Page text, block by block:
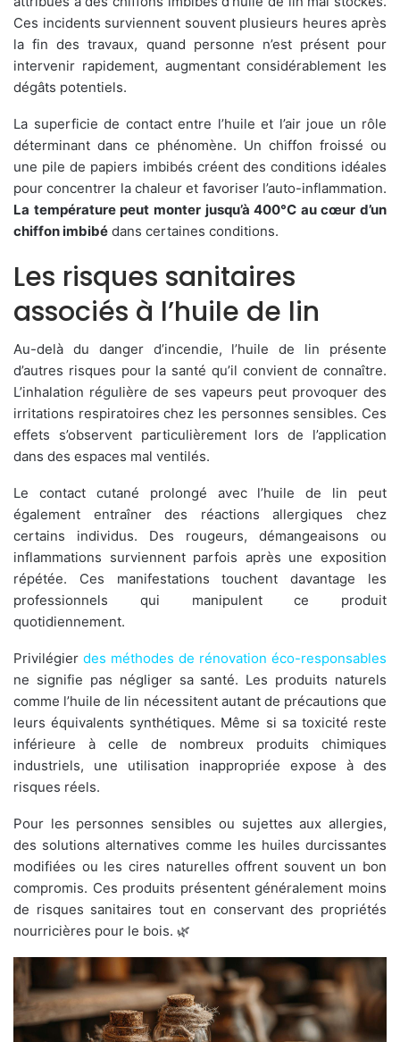
Ces incidents surviennent souvent plusieurs heures après
la fin des travaux, quand personne n’est présent pour
intervenir rapidement, augmentant considérablement les
dégâts potentiels.
La superficie de contact entre l’huile et l’air joue un rôle
déterminant dans ce phénomène. Un chiffon froissé ou
une pile de papiers imbibés créent des conditions idéales
pour concentrer la chaleur et favoriser l’auto-inflammation.
La température peut monter jusqu’à 400°C au cœur d’un
chiffon imbibé dans certaines conditions.
Les risques sanitaires
associés à l’huile de lin
Au-delà du danger d’incendie, l’huile de lin présente
d’autres risques pour la santé qu’il convient de connaître.
L’inhalation régulière de ses vapeurs peut provoquer des
irritations respiratoires chez les personnes sensibles. Ces
effets s’observent particulièrement lors de l’application
dans des espaces mal ventilés.
Le contact cutané prolongé avec l’huile de lin peut
également entraîner des réactions allergiques chez
certains individus. Des rougeurs, démangeaisons ou
inflammations surviennent parfois après une exposition
répétée. Ces manifestations touchent davantage les
professionnels qui manipulent ce produit
quotidiennement.
Privilégier des méthodes de rénovation éco-responsables
ne signifie pas négliger sa santé. Les produits naturels
comme l’huile de lin nécessitent autant de précautions que
leurs équivalents synthétiques. Même si sa toxicité reste
inférieure à celle de nombreux produits chimiques
industriels, une utilisation inappropriée expose à des
risques réels.
Pour les personnes sensibles ou sujettes aux allergies,
des solutions alternatives comme les huiles durcissantes
modifiées ou les cires naturelles offrent souvent un bon
compromis. Ces produits présentent généralement moins
de risques sanitaires tout en conservant des propriétés
nourricières pour le bois. 🌿